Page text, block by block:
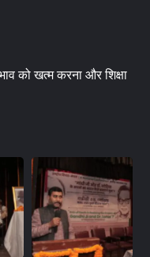
को खत्म करना और शिक्षा